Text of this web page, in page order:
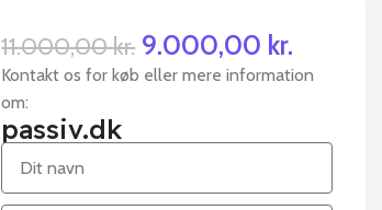
11.000,00kr. 9.000,00 kr.
Kontakt os for køb eller mere information
om:
passiv.dk